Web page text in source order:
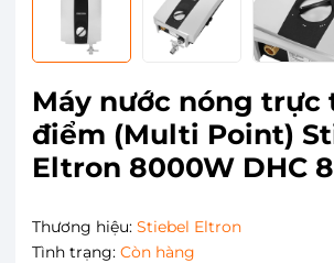
Máy nước nóng trực
điểm (Multi Point)
Eltron 8000W DHC
Thương hiệu: Stiebel Eltron
Tình trạng: Còn hàng